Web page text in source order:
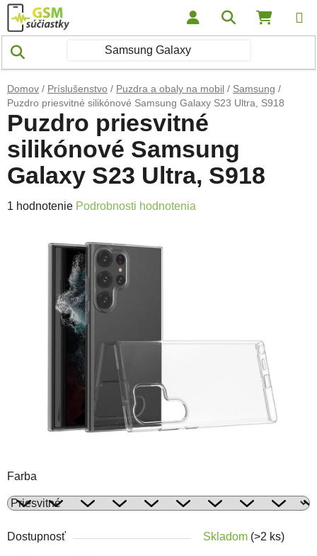
Prejsť na obsah Hľadať
Domov / Príslušenstvo / Puzdra a obaly na mobil / Samsung /
Puzdro priesvitné silikónové Samsung Galaxy S23 Ultra, S918
Farba
Dostupnosť Skladom (>2 ks)
Puzdro priesvitné
silikónové Samsung
Galaxy S23 Ultra, S918
Priemerné hodnotenie produktu je 5,0 z 5 hviezdičiek.
1 hodnotenie Podrobnosti hodnotenia